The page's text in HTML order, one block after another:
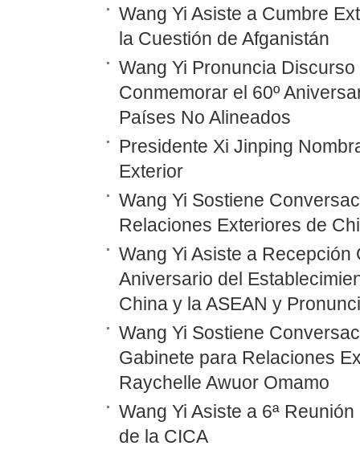
Wang Yi Asiste a Cumbre
la Cuestión de Afganistán
Wang Yi Pronuncia
Conmemorar el 60º
Países No Alineados
Presidente Xi Jinping
Exterior
Wang Yi Sostiene
Relaciones Exteriores de
Wang Yi Asiste a Recepción
Aniversario del
China y la ASEAN y
Wang Yi Sostiene
Gabinete para Relaciones
Raychelle Awuor Omamo
Wang Yi Asiste a 6ª
de la CICA